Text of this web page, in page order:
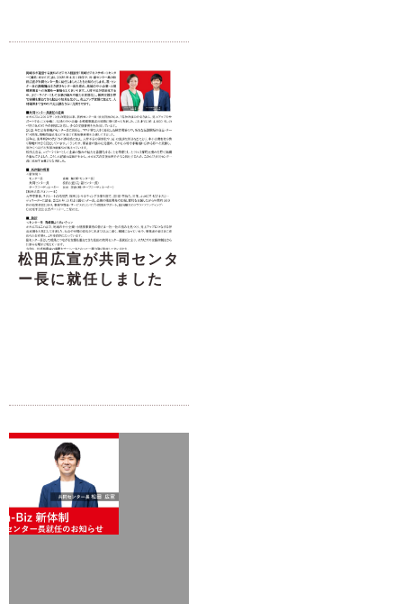
松田広宣が共同センタ
ー長に就任しました